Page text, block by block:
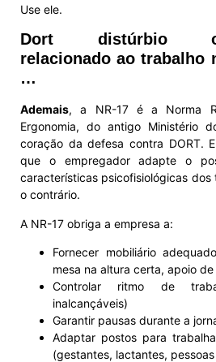
Use ele.
Dort distúrbio
relacionado ao trabalho
…
Ademais, a NR-17 é a Norma
Ergonomia, do antigo Ministério
coração da defesa contra DORT.
que o empregador adapte o
características psicofisiológicas
o contrário.
A NR-17 obriga a empresa a:
Fornecer mobiliário
mesa na altura certa, apoio de
Controlar ritmo de
inalcançáveis)
Garantir pausas durante a
Adaptar postos para
(gestantes, lactantes,